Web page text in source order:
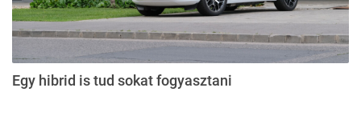
Egy hibrid is tud sokat fogyasztani